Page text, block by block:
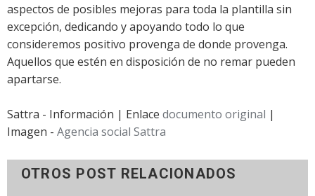
aspectos de posibles mejoras para toda la plantilla sin
excepción, dedicando y apoyando todo lo que
consideremos positivo provenga de donde provenga.
Aquellos que estén en disposición de no remar pueden
apartarse.
Sattra - Información | Enlace documento original |
Imagen - Agencia social Sattra
OTROS POST RELACIONADOS